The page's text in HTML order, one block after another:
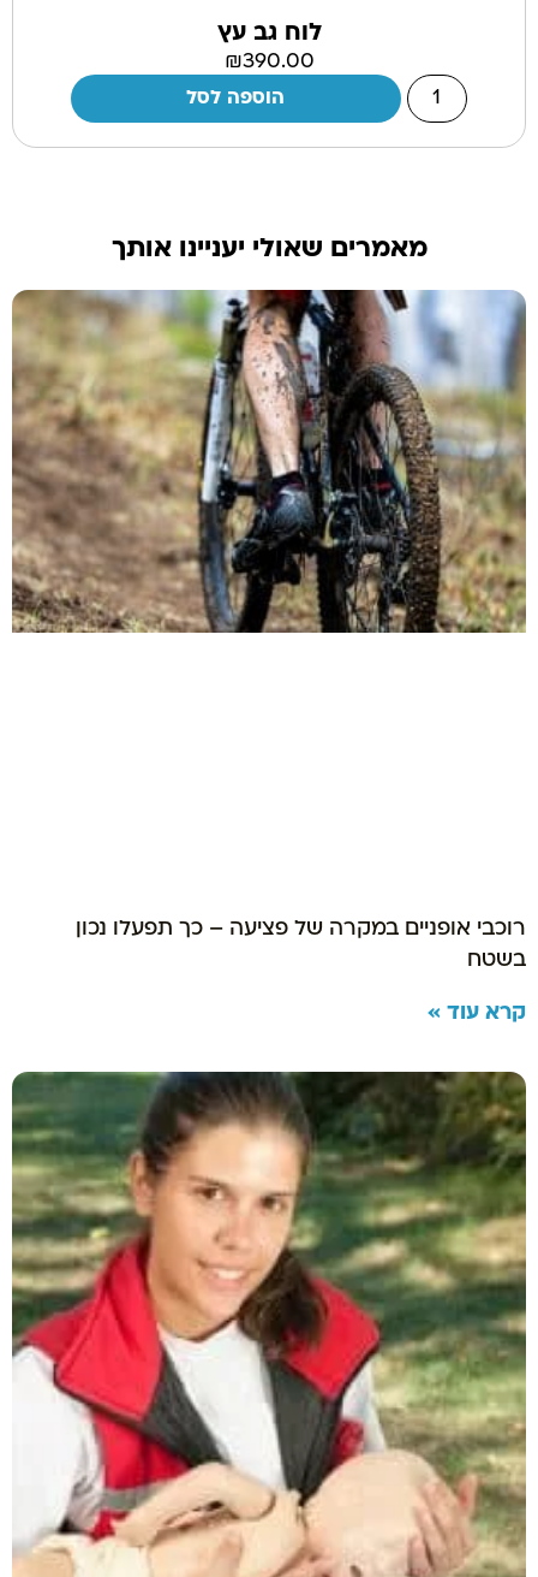
לוח גב עץ
₪390.00
הוספה לסל
מאמרים שאולי יעניינו אותך
רוכבי אופניים במקרה של פציעה – כך תפעלו נכון
בשטח
קרא עוד »